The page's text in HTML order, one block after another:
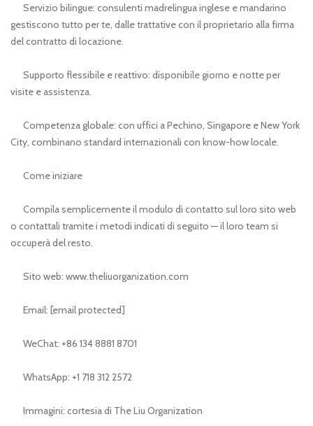
Servizio bilingue: consulenti madrelingua inglese e mandarino
gestiscono tutto per te, dalle trattative con il proprietario alla firma
del contratto di locazione.
Supporto flessibile e reattivo: disponibile giorno e notte per
visite e assistenza.
Competenza globale: con uffici a Pechino, Singapore e New York
City, combinano standard internazionali con know-how locale.
Come iniziare
Compila semplicemente il modulo di contatto sul loro sito web
o contattali tramite i metodi indicati di seguito — il loro team si
occuperà del resto.
Sito web: www.theliuorganization.com
Email: [email protected]
WeChat: +86 134 8881 8701
WhatsApp: +1 718 312 2572
Immagini: cortesia di The Liu Organization